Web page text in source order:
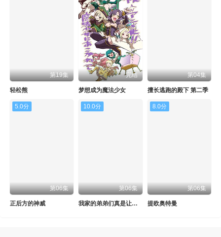
第19集
轻松熊
完结
梦想成为魔法少女
第04集
擅长逃跑的殿下 第二季
5.0分
第06集
正后方的神威
10.0分
第06集
我家的弟弟们真是让您费心了
8.0分
第06集
提欧奥特曼